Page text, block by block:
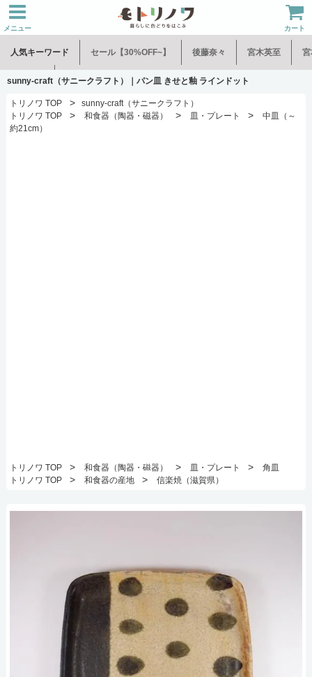
メニュー カート
人気キーワード セール【30%OFF~】 後藤奈々 宮木英至 宮
水谷和音 児玉修治
sunny-craft（サニークラフト）｜パン皿 きせと釉 ラインドット
トリノワ TOP >
sunny-craft（サニークラフト）
トリノワ TOP
> 和食器（陶器・磁器） > 皿・プレート >
中皿（～
約21cm）
トリノワ TOP > 和食器（陶器・磁器） > 皿・プレート >
角皿
トリノワ TOP
> 和食器の産地 > 信楽焼（滋賀県）